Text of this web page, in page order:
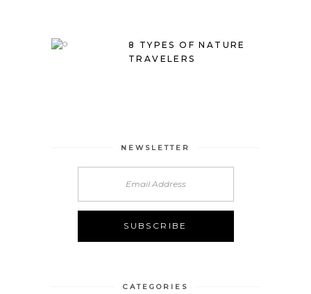
8 TYPES OF NATURE
TRAVELERS
NEWSLETTER
CATEGORIES